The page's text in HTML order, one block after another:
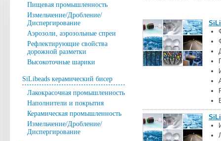
Пищевая промышленность
Измельчение/Дробление/
Диспергирование
Аэрозоли, аэрозольные спреи
Рефлектирующие свойства
дорожной разметки
Высокоточные шарики
SiLibeads керамический бисер
Лакокрасочная промышленность
Наполнители и покрытия
Керамическая промышленность
Измельчение/Дробление/
Диспергирование